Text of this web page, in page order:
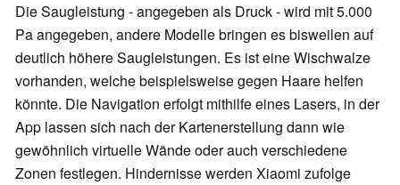
Die Saugleistung - angegeben als Druck - wird mit 5.000
Pa angegeben, andere Modelle bringen es bisweilen auf
deutlich höhere Saugleistungen. Es ist eine Wischwalze
vorhanden, welche beispielsweise gegen Haare helfen
könnte. Die Navigation erfolgt mithilfe eines Lasers, in der
App lassen sich nach der Kartenerstellung dann wie
gewöhnlich virtuelle Wände oder auch verschiedene
Zonen festlegen. Hindernisse werden Xiaomi zufolge